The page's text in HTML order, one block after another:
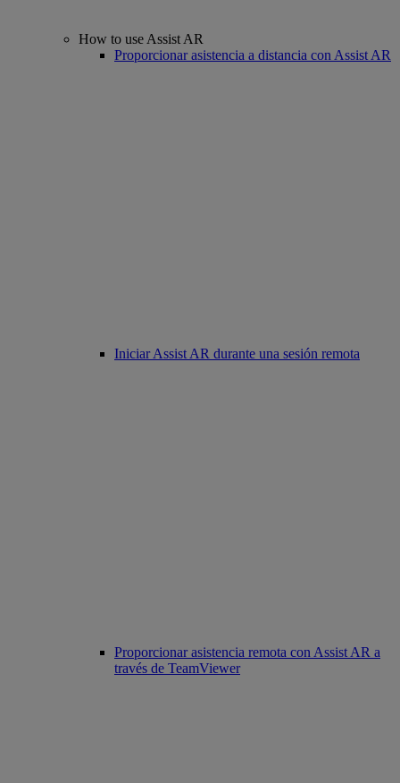
How to use Assist AR
Proporcionar asistencia a distancia con Assist AR
Iniciar Assist AR durante una sesión remota
Proporcionar asistencia remota con Assist AR a
través de TeamViewer